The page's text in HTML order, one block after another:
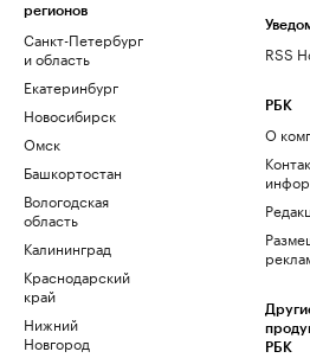
регионов
Санкт-Петербург
и область
Екатеринбург
Новосибирск
Омск
Башкортостан
Вологодская
область
Калининград
Краснодарский
край
Нижний
Новгород
RSS
РБК
О
РБК